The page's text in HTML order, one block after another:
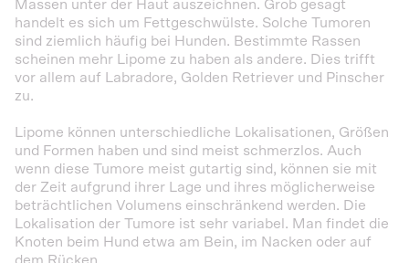
Massen unter der Haut auszeichnen. Grob gesagt
handelt es sich um Fettgeschwülste. Solche Tumoren
sind ziemlich häufig bei Hunden. Bestimmte Rassen
scheinen mehr Lipome zu haben als andere. Dies trifft
vor allem auf Labradore, Golden Retriever und Pinscher
zu.
Lipome können unterschiedliche Lokalisationen, Größen
und Formen haben und sind meist schmerzlos. Auch
wenn diese Tumore meist gutartig sind, können sie mit
der Zeit aufgrund ihrer Lage und ihres möglicherweise
beträchtlichen Volumens einschränkend werden. Die
Lokalisation der Tumore ist sehr variabel. Man findet die
Knoten beim Hund etwa am Bein, im Nacken oder auf
dem Rücken.